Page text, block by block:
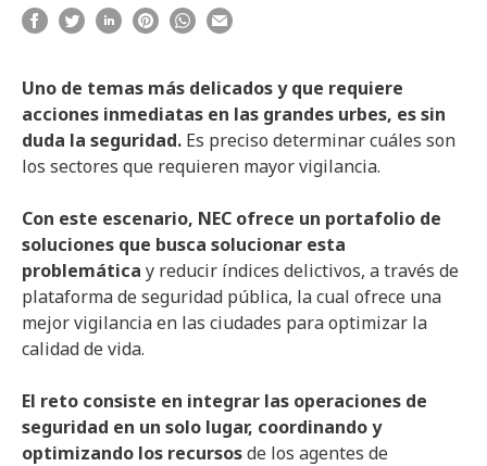
Uno de temas más delicados y que requiere
acciones inmediatas en las grandes urbes, es sin
duda la seguridad. Es preciso determinar cuáles son
los sectores que requieren mayor vigilancia.
Con este escenario, NEC ofrece un portafolio de
soluciones que busca solucionar esta
problemática y reducir índices delictivos, a través de
plataforma de seguridad pública, la cual ofrece una
mejor vigilancia en las ciudades para optimizar la
calidad de vida.
El reto consiste en integrar las operaciones de
seguridad en un solo lugar, coordinando y
optimizando los recursosde los agentes de